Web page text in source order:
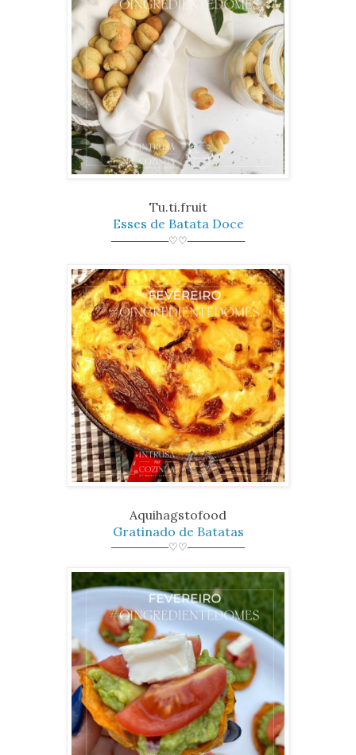
Tu.ti.fruit
Esses de Batata Doce
────────♡♡────────
Aquihagstofood
Gratinado de Batatas
────────♡♡────────